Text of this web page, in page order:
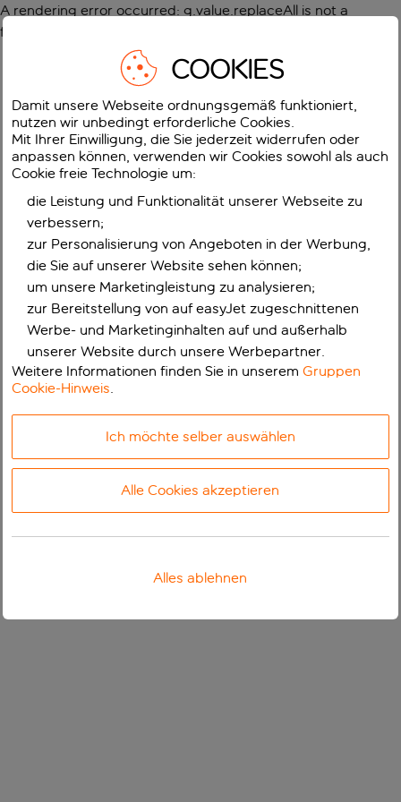
A rendering error occurred: g.value.replaceAll is not a
function
COOKIES
Damit unsere Webseite ordnungsgemäß funktioniert,
nutzen wir unbedingt erforderliche Cookies.
Mit Ihrer Einwilligung, die Sie jederzeit widerrufen oder
anpassen können, verwenden wir Cookies sowohl als auch
Cookie freie Technologie um:
die Leistung und Funktionalität unserer Webseite zu
verbessern;
zur Personalisierung von Angeboten in der Werbung,
die Sie auf unserer Website sehen können;
um unsere Marketingleistung zu analysieren;
zur Bereitstellung von auf easyJet zugeschnittenen
Werbe- und Marketinginhalten auf und außerhalb
unserer Website durch unsere Werbepartner.
Weitere Informationen finden Sie in unseremGruppen
Cookie-Hinweis.
Ich möchte selber auswählen
Alle Cookies akzeptieren
Alles ablehnen